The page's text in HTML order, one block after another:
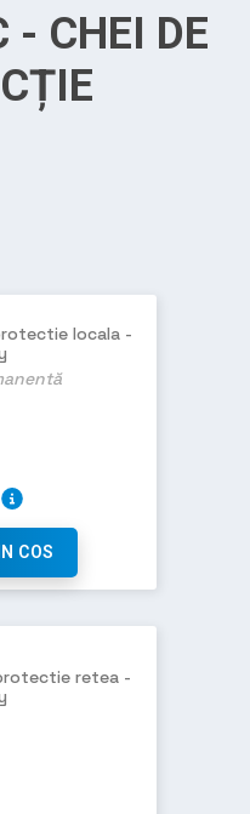
- CHEI DE
locala -
COS
protectie retea -